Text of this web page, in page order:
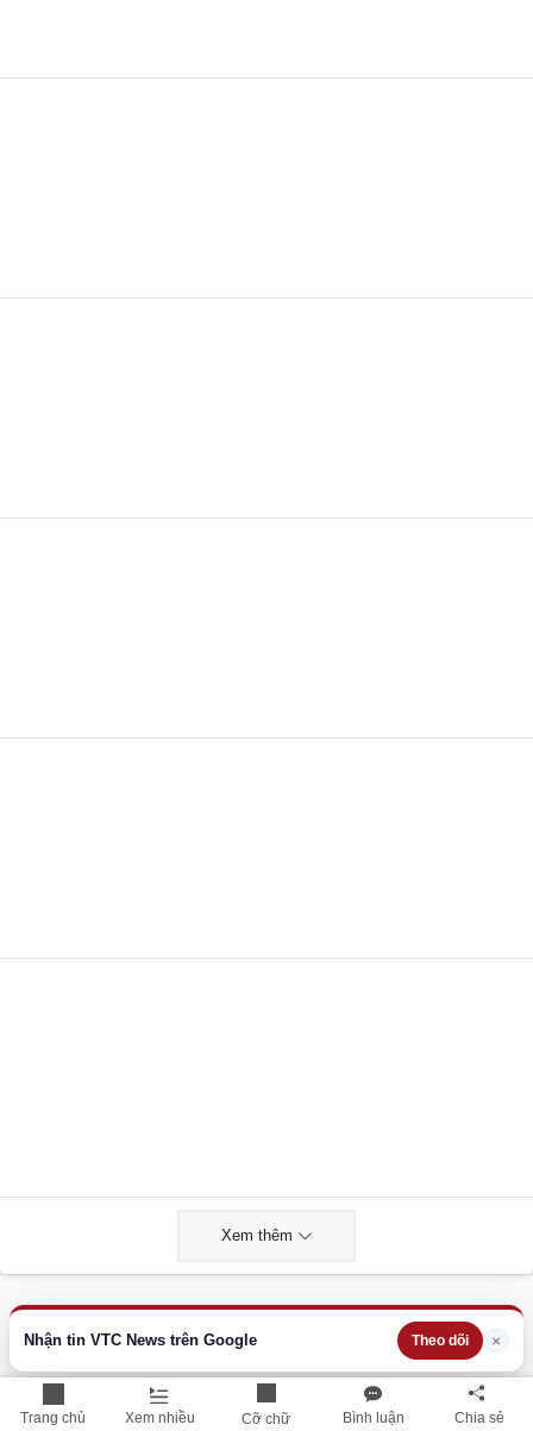
Trang chủ Xem nhiều Cỡ chữ Bình luận Chia sẻ
Nhận tin VTC News trên Google Theo dõi ×
Xem thêm
Cập nhật nhanh các thông tin được quan tâm mỗi ngày
Lịch âm hôm nay